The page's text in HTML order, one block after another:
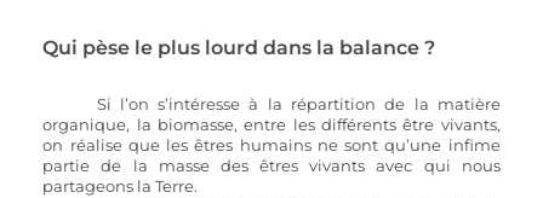
Qui pèse le plus lourd dans la balance ?
Si l’on s’intéresse à la répartition de la matière
organique, la biomasse, entre les différents être vivants,
on réalise que les êtres humains ne sont qu’une infime
partie de la masse des êtres vivants avec qui nous
partageons la Terre.